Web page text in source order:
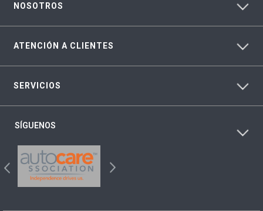
NOSOTROS
ATENCIÓN A CLIENTES
SERVICIOS
SÍGUENOS